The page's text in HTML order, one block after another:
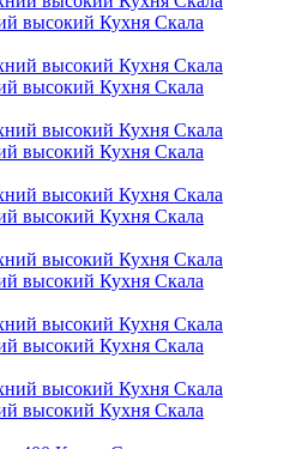
высокий Кухня Скала
высокий Кухня Скала
высокий Кухня Скала
высокий Кухня Скала
высокий Кухня Скала
высокий Кухня Скала
высокий Кухня Скала